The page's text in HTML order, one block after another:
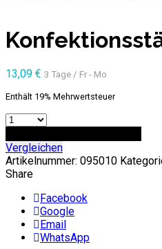
13,09 € 3 Tage / Fr - Mo
Enthält 19% Mehrwertsteuer
Anzahl
Vergleichen
Artikelnummer: 095010
Share
Facebook
Google
Email
WhatsApp